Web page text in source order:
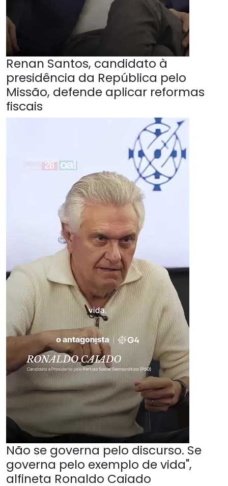
Renan Santos, candidato à
presidência da República pelo
Missão, defende aplicar reformas
fiscais
Não se governa pelo discurso. Se
governa pelo exemplo de vida",
alfineta Ronaldo Caiado